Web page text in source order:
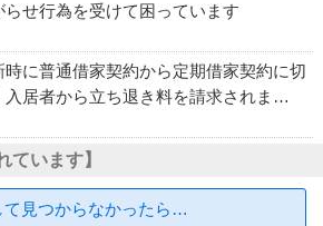
らせ行為を受けて困っています
時に普通借家契約から定期借家契約に切
入居者から立ち退き料を請求されま…
ています】
て見つからなかったら…